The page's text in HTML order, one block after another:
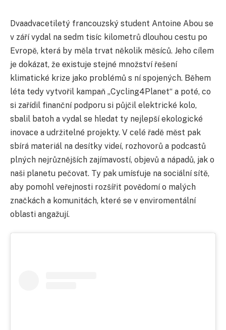
Dvaadvacetiletý francouzský student Antoine Abou se
v září vydal na sedm tisíc kilometrů dlouhou cestu po
Evropě, která by měla trvat několik měsíců. Jeho cílem
je dokázat, že existuje stejné množství řešení
klimatické krize jako problémů s ní spojených. Během
léta tedy vytvořil kampaň „Cycling4Planet“ a poté, co
si zařídil finanční podporu si půjčil elektrické kolo,
sbalil batoh a vydal se hledat ty nejlepší ekologické
inovace a udržitelné projekty. V celé řadě měst pak
sbírá materiál na desítky videí, rozhovorů a podcastů
plných nejrůznějších zajímavostí, objevů a nápadů, jak o
naši planetu pečovat. Ty pak umísťuje na sociální sítě,
aby pomohl veřejnosti rozšířit povědomí o malých
značkách a komunitách, které se v enviromentální
oblasti angažují.